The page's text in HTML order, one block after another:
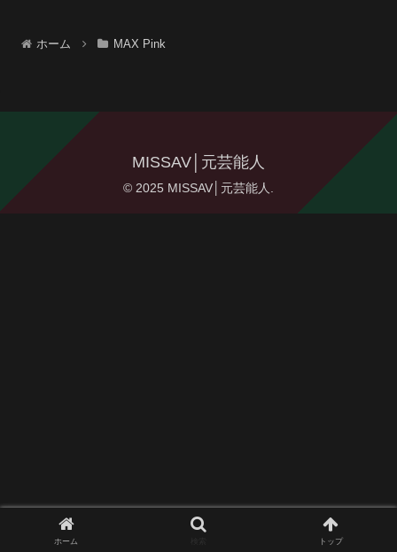
ホーム MAX Pink
MISSAV│元芸能人
© 2025 MISSAV│元芸能人.
ホーム トップ